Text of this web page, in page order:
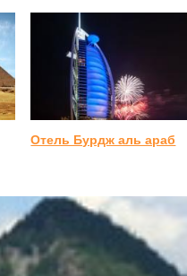
Отель Бурдж аль араб